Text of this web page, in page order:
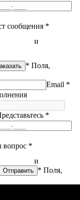
сообщения *
и
* Поля,
Email *
*
вопрос *
и
* Поля,